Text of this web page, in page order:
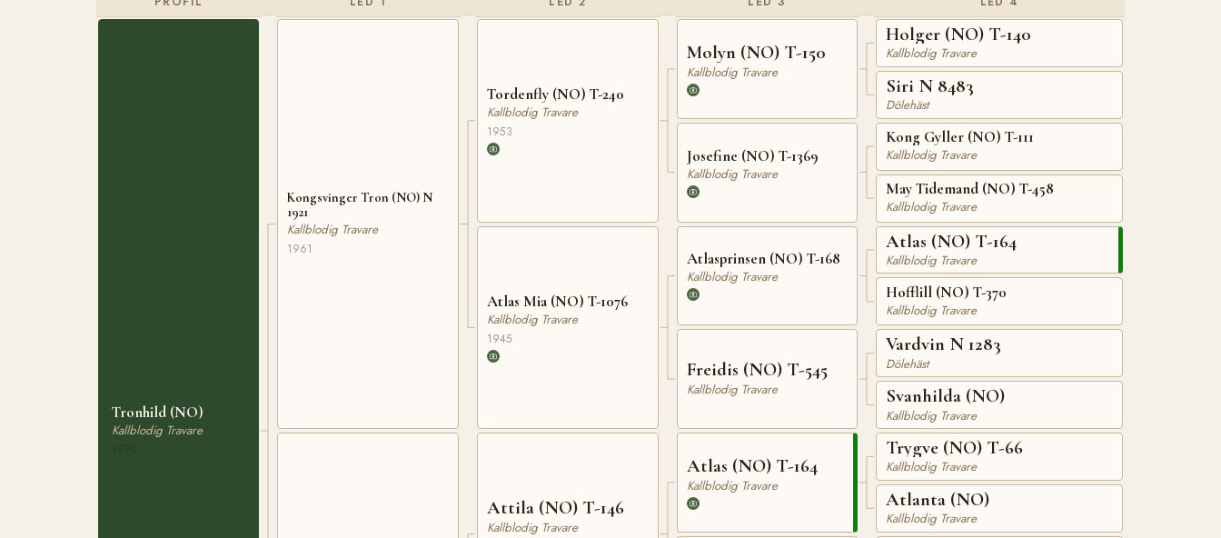
Tronhild (NO)
Kallblodig Travare
Kongsvinger Tron (NO) N
1921
Kallblodig Travare
1961
Tordenfly (NO) T-240
Kallblodig Travare
1953
Atlas Mia (NO) T-1076
Kallblodig Travare
1945
Attila (NO) T-146
Kallblodig Travare
Molyn (NO) T-150
Kallblodig Travare
Josefine (NO) T-1369
Kallblodig Travare
Atlasprinsen (NO) T-168
Kallblodig Travare
Freidis (NO) T-545
Kallblodig Travare
Atlas (NO) T-164
Kallblodig Travare
Holger (NO) T-140
Kallblodig Travare
Siri N 8483
Dölehäst
Kong Gyller (NO) T-111
Kallblodig Travare
May Tidemand (NO) T-458
Kallblodig Travare
Atlas (NO) T-164
Kallblodig Travare
Hofflill (NO) T-370
Kallblodig Travare
Vardvin N 1283
Dölehäst
Svanhilda (NO)
Kallblodig Travare
Trygve (NO) T-66
Kallblodig Travare
Atlanta (NO)
Kallblodig Travare